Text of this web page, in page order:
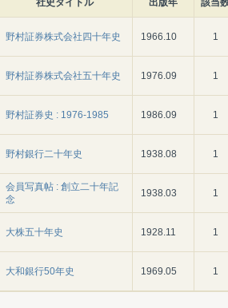
社史タイトル 出版年 該当
野村証券株式会社四十年史 1966.10 1
野村証券株式会社五十年史 1976.09 1
野村証券史 : 1976-1985 1986.09 1
野村銀行二十年史 1938.08 1
会員写真帖 : 創立二十年記
念
1938.03 1
大株五十年史 1928.11 1
大和銀行50年史 1969.05 1